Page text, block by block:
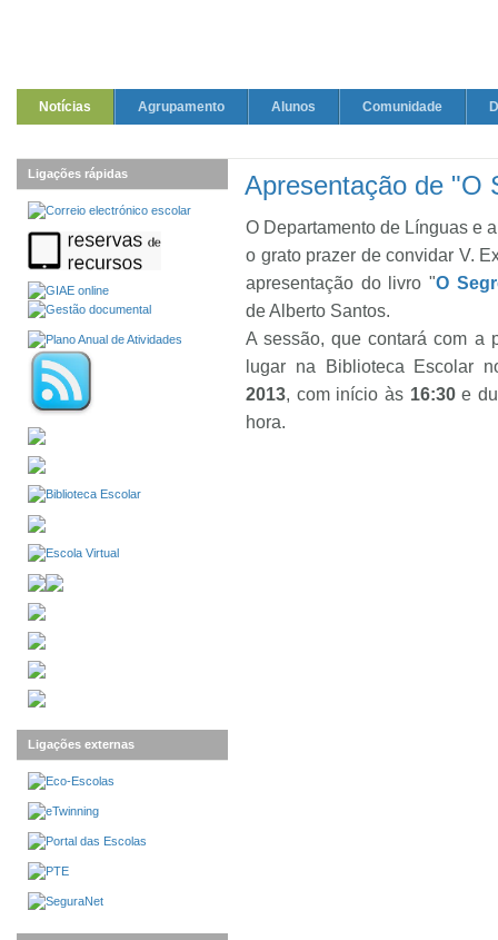
Notícias Agrupamento Alunos Comunidade
Apresentação de "O
O Departamento de Línguas e
o grato prazer de convidar V.
apresentação do livro "O
de Alberto Santos.
A sessão, que contará com a
lugar na Biblioteca Escolar
2013, com início às 16:30e
hora.
Ligações rápidas
Ligações externas